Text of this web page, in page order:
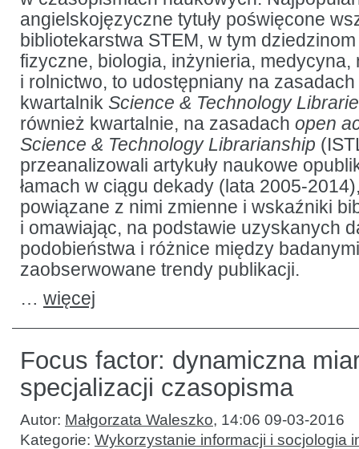
angielskojęzyczne tytuły poświęcone
bibliotekarstwa STEM, w tym
fizyczne, biologia, inżynieria, medycyna,
i rolnictwo, to udostępniany na
kwartalnik Science & Technology
również kwartalnie, na zasadach open
Science & Technology Librarianship
przeanalizowali artykuły naukowe
łamach w ciągu dekady (lata 2005-
powiązane z nimi zmienne i wskaźniki
i omawiając, na podstawie uzyskanych
podobieństwa i różnice między
zaobserwowane trendy publikacji.
… więcej
Focus factor: dynamiczna
specjalizacji czasopisma
Autor: Małgorzata Waleszko, 14:06 09-03-2016
Kategorie: Wykorzystanie informacji i socjologia